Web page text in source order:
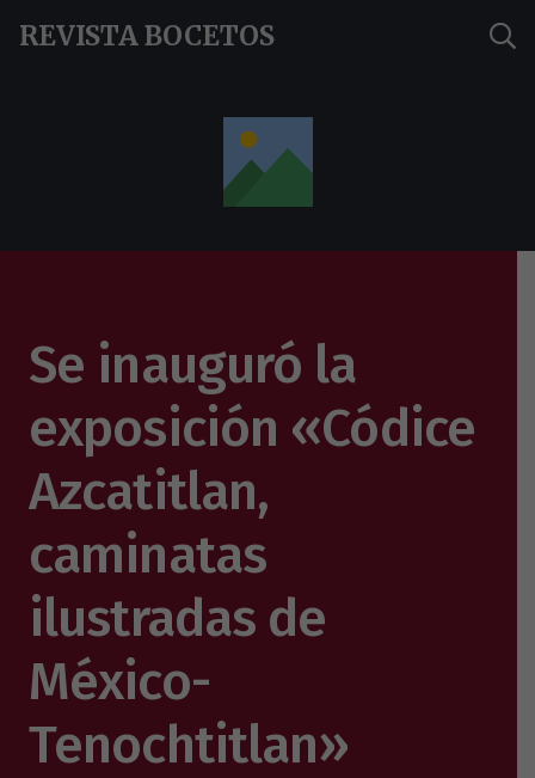
REVISTA BOCETOS
Se inauguró la
exposición «Códice
Azcatitlan,
caminatas
ilustradas de
México-
Tenochtitlan»